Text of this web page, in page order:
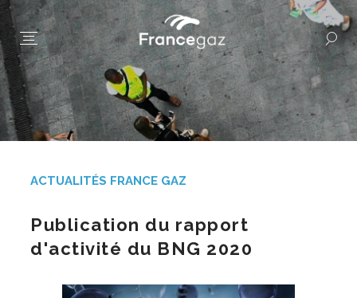
ACTUALITÉS FRANCE GAZ
Publication du rapport
d'activité du BNG 2020